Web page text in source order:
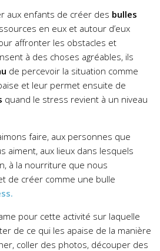
aux enfants de créer des bulles
en eux et autour d’eux
affronter les obstacles et
à des choses agréables, ils
de percevoir la situation comme
et leur permet ensuite de
quand le stress revient à un niveau
faire, aux personnes que
aiment, aux lieux dans lesquels
à la nourriture que nous
de créer comme une bulle
pour cette activité sur laquelle
de ce qui les apaise de la manière
coller des photos, découper des